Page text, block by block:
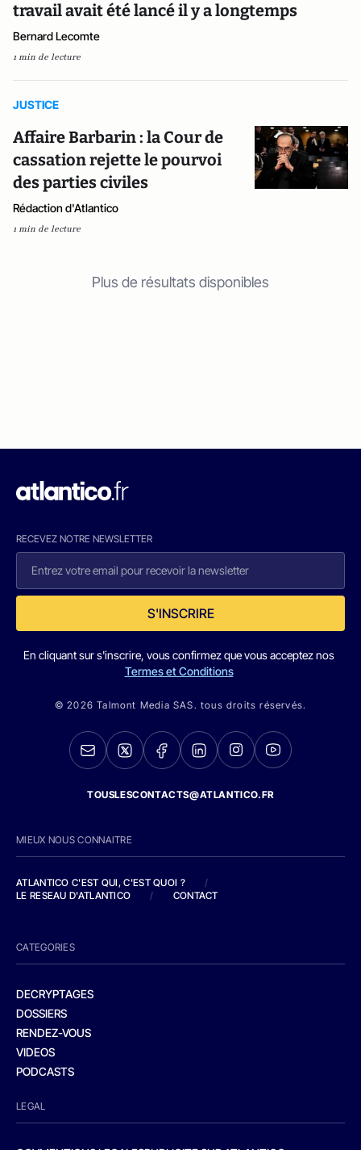
travail avait été lancé il y a longtemps
Bernard Lecomte
1 min de lecture
JUSTICE
Affaire Barbarin : la Cour de
cassation rejette le pourvoi
des parties civiles
Rédaction d'Atlantico
1 min de lecture
Plus de résultats disponibles
RECEVEZ NOTRE NEWSLETTER
S'INSCRIRE
En cliquant sur s'inscrire, vous confirmez que vous acceptez nos
Termes et Conditions
© 2026 Talmont Media SAS. tous droits réservés.
TOUSLESCONTACTS@ATLANTICO.FR
MIEUX NOUS CONNAITRE
ATLANTICO C'EST QUI, C'EST QUOI ?
/
LE RESEAU D'ATLANTICO
/ CONTACT
CATEGORIES
DECRYPTAGES
DOSSIERS
RENDEZ-VOUS
VIDEOS
PODCASTS
LEGAL